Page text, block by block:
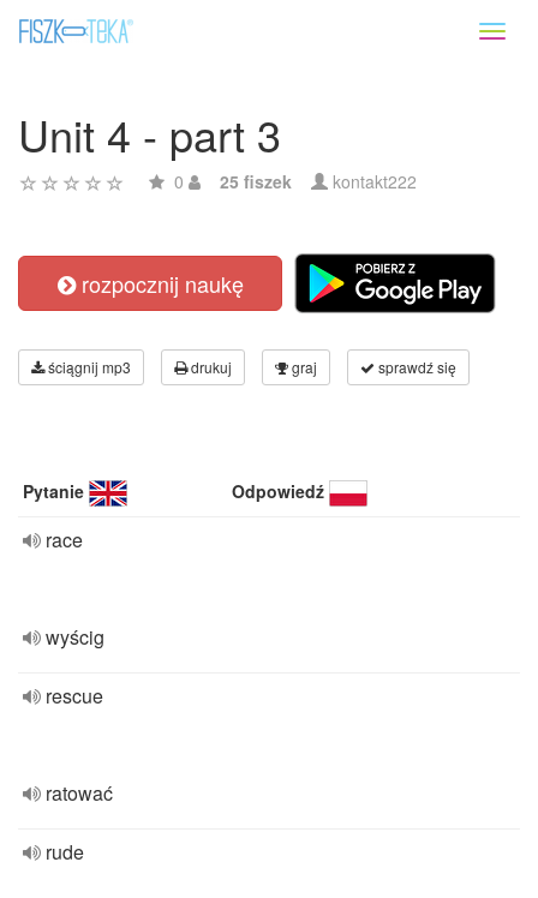
Unit 4 - part 3
0 25 fiszek kontakt222
rozpocznij naukę
ściągnij mp3 drukuj graj sprawdź się
Pytanie Odpowiedź
race
wyścig
rescue
ratować
rude